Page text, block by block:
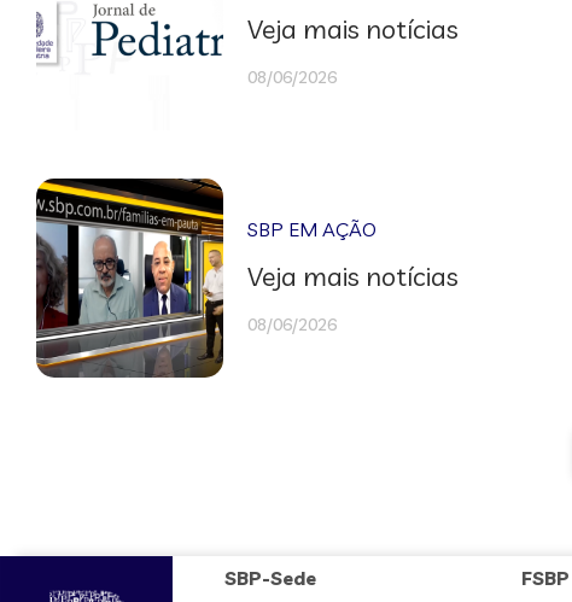
Veja mais notícias
08/06/2026
SBP EM AÇÃO
Veja mais notícias
08/06/2026
SBP-Sede FSBP